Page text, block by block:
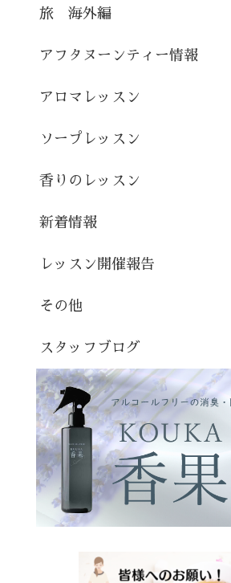
旅 海外編
アフタヌーンティー情報
アロマレッスン
ソープレッスン
香りのレッスン
新着情報
レッスン開催報告
その他
スタッフブログ